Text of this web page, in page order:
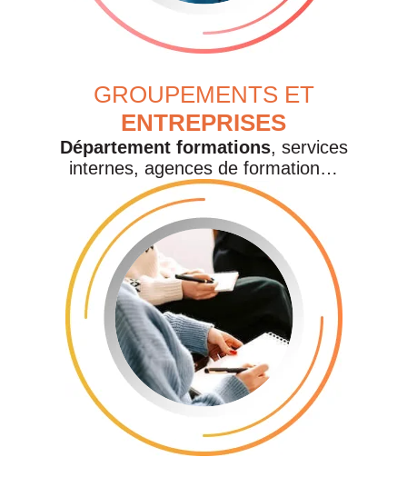
GROUPEMENTS ET
ENTREPRISES
Département formations, services
internes, agences de formation…